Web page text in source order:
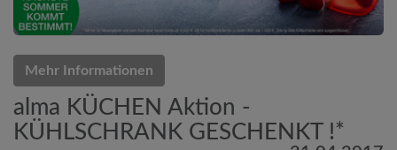
Mehr Informationen
alma KÜCHEN Aktion -
KÜHLSCHRANK GESCHENKT !*